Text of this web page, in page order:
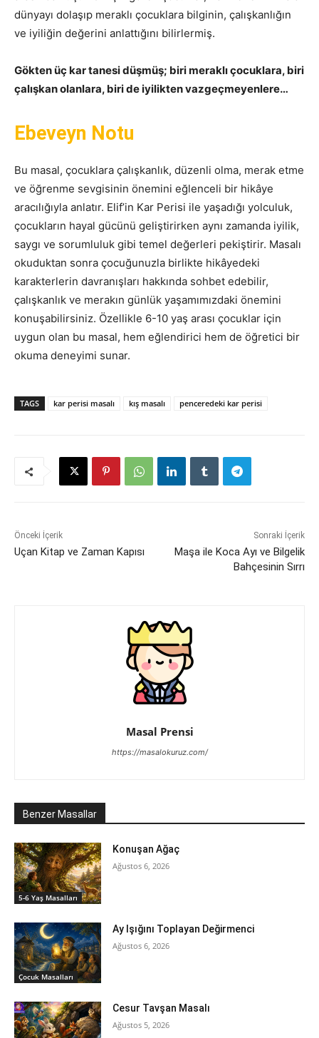
dünyayı dolaşıp meraklı çocuklara bilginin, çalışkanlığın
ve iyiliğin değerini anlattığını bilirlermiş.
Gökten üç kar tanesi düşmüş; biri meraklı çocuklara, biri
çalışkan olanlara, biri de iyilikten vazgeçmeyenlere…
Ebeveyn Notu
Bu masal, çocuklara çalışkanlık, düzenli olma, merak etme
ve öğrenme sevgisinin önemini eğlenceli bir hikâye
aracılığıyla anlatır. Elif’in Kar Perisi ile yaşadığı yolculuk,
çocukların hayal gücünü geliştirirken aynı zamanda iyilik,
saygı ve sorumluluk gibi temel değerleri pekiştirir. Masalı
okuduktan sonra çocuğunuzla birlikte hikâyedeki
karakterlerin davranışları hakkında sohbet edebilir,
çalışkanlık ve merakın günlük yaşamımızdaki önemini
konuşabilirsiniz. Özellikle 6-10 yaş arası çocuklar için
uygun olan bu masal, hem eğlendirici hem de öğretici bir
okuma deneyimi sunar.
TAGS kar perisi masalı kış masalı penceredeki kar perisi
Önceki İçerik
Uçan Kitap ve Zaman Kapısı
Sonraki İçerik
Maşa ile Koca Ayı ve Bilgelik
Bahçesinin Sırrı
Masal Prensi
https://masalokuruz.com/
Benzer Masallar
5-6 Yaş Masalları
Konuşan Ağaç
Ağustos 6, 2026
‍Çocuk Masalları
Ay Işığını Toplayan Değirmenci
Ağustos 6, 2026
Cesur Tavşan Masalı
Ağustos 5, 2026